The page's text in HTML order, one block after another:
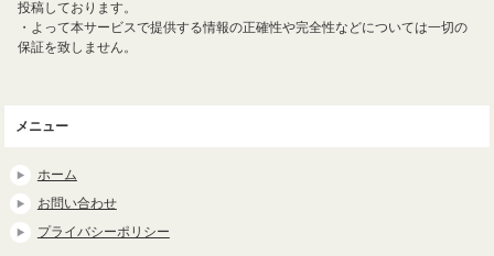
投稿しております。
・よって本サービスで提供する情報の正確性や完全性などについては一切の
保証を致しません。
メニュー
ホーム
お問い合わせ
プライバシーポリシー